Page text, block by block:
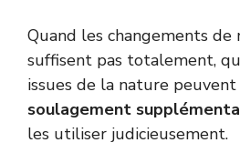
Quand les changements de
suffisent pas totalement,
issues de la nature peuvent
soulagement
les utiliser judicieusement.